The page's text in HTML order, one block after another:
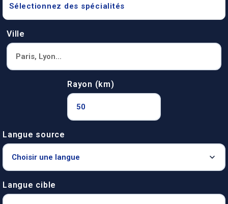
Sélectionnez des spécialités
Ville
Rayon (km)
Langue source
Langue cible